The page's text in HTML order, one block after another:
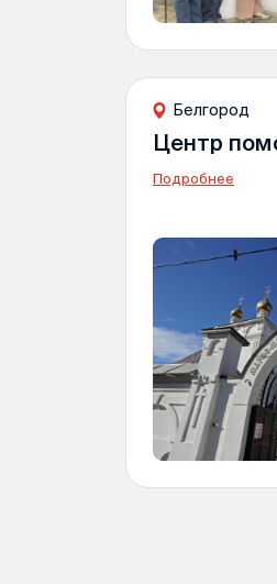
Белгород
Центр
Подробнее